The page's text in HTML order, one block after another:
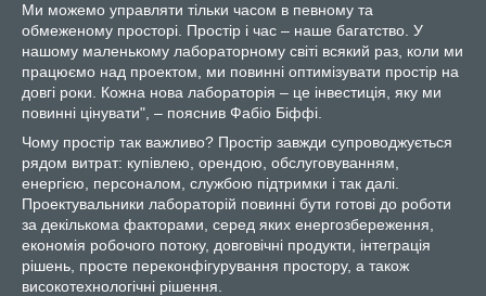
Ми можемо управляти тільки часом в певному та
обмеженому просторі. Простір і час – наше багатство. У
нашому маленькому лабораторному світі всякий раз, коли ми
працюємо над проектом, ми повинні оптимізувати простір на
довгі роки. Кожна нова лабораторія – це інвестиція, яку ми
повинні цінувати", – пояснив Фабіо Біффі.
Чому простір так важливо? Простір завжди супроводжується
рядом витрат: купівлею, орендою, обслуговуванням,
енергією, персоналом, службою підтримки і так далі.
Проектувальники лабораторій повинні бути готові до роботи
за декількома факторами, серед яких енергозбереження,
економія робочого потоку, довговічні продукти, інтеграція
рішень, просте переконфігурування простору, а також
високотехнологічні рішення.